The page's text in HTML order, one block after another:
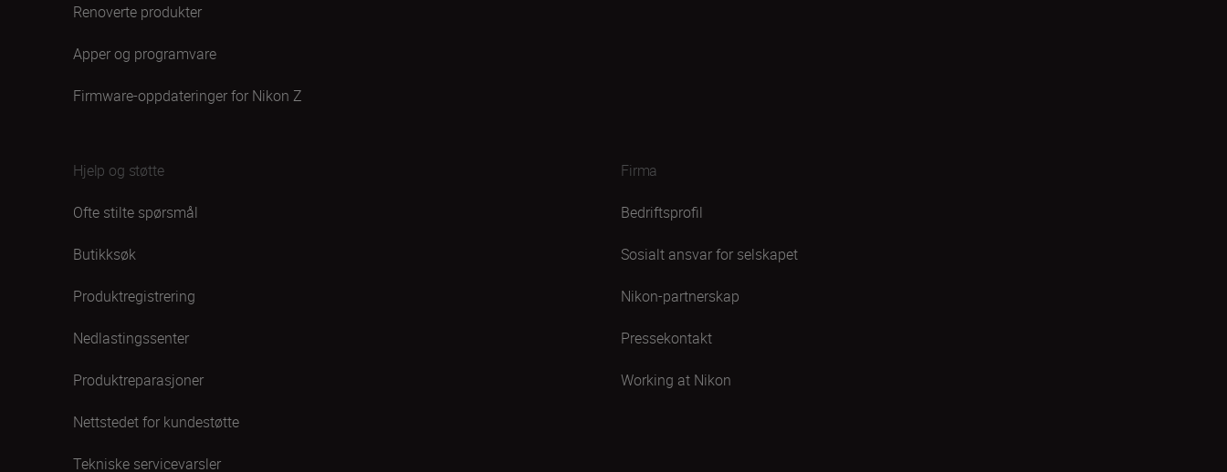
Renoverte produkter
Apper og programvare
Firmware-oppdateringer for Nikon Z
Hjelp og støtte
Ofte stilte spørsmål
Butikksøk
Produktregistrering
Nedlastingssenter
Produktreparasjoner
Nettstedet for kundestøtte
Tekniske servicevarsler
Firma
Bedriftsprofil
Sosialt ansvar for selskapet
Nikon-partnerskap
Pressekontakt
Working at Nikon